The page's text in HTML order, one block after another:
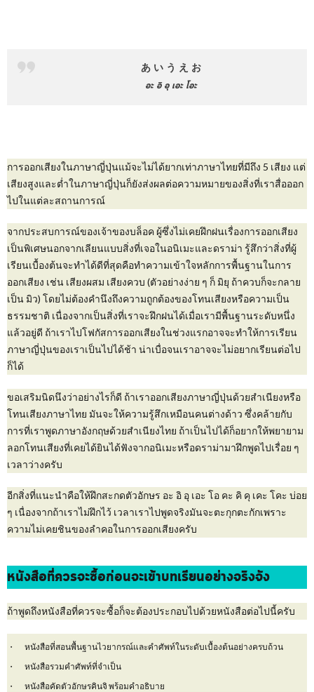
あ い う え お
อะ อิ อุ เอะ โอะ
การออกเสียงในภาษาญี่ปุ่นแม้จะไม่ได้ยากเท่าภาษาไทยที่มีถึง 5 เสียง แต่
เสียงสูงและต่ำในภาษาญี่ปุ่นก็ยังส่งผลต่อความหมายของสิ่งที่เราสื่อออก
ไปในแต่ละสถานการณ์
จากประสบการณ์ของเจ้าของบล็อค ผู้ซึ่งไม่เคยฝึกฝนเรื่องการออกเสียง
เป็นพิเศษนอกจากเลียนแบบสิ่งที่เจอในอนิเมะและดราม่า รู้สึกว่าสิ่งที่ผู้
เรียนเบื้องต้นจะทำได้ดีที่สุดคือทำความเข้าใจหลักการพื้นฐานในการ
ออกเสียง เช่น เสียงผสม เสียงควบ (ตัวอย่างง่าย ๆ ก็ มิยุ ถ้าควบก็จะกลาย
เป็น มิว) โดยไม่ต้องคำนึงถึงความถูกต้องของโทนเสียงหรือความเป็น
ธรรมชาติ เนื่องจากเป็นสิ่งที่เราจะฝึกฝนได้เมื่อเรามีพื้นฐานระดับหนึ่ง
แล้วอยู่ดี ถ้าเราไปโฟกัสการออกเสียงในช่วงแรกอาจจะทำให้การเรียน
ภาษาญี่ปุ่นของเราเป็นไปได้ช้า น่าเบื่อจนเราอาจจะไม่อยากเรียนต่อไป
ก็ได้
ขอเสริมนิดนึงว่าอย่างไรก็ดี ถ้าเราออกเสียงภาษาญี่ปุ่นด้วยสำเนียงหรือ
โทนเสียงภาษาไทย มันจะให้ความรู้สึกเหมือนคนต่างด้าว ซึ่งคล้ายกับ
การที่เราพูดภาษาอังกฤษด้วยสำเนียงไทย ถ้าเป็นไปได้ก็อยากให้พยายาม
ลอกโทนเสียงที่เคยได้ยินได้ฟังจากอนิเมะหรือดราม่ามาฝึกพูดไปเรื่อย ๆ
เวลาว่างครับ
อีกสิ่งที่แนะนำคือให้ฝึกสะกดตัวอักษร อะ อิ อุ เอะ โอ คะ คิ คุ เคะ โคะ บ่อย
ๆ เนื่องจากถ้าเราไม่ฝึกไว้ เวลาเราไปพูดจริงมันจะตะกุกตะกักเพราะ
ความไม่เคยชินของลำคอในการออกเสียงครับ
หนังสือที่ควรจะซื้อก่อนจะเข้าบทเรียนอย่างจริงจัง
ถ้าพูดถึงหนังสือที่ควรจะซื้อก็จะต้องประกอบไปด้วยหนังสือต่อไปนี้ครับ
หนังสือที่สอนพื้นฐานไวยากรณ์และคำศัพท์ในระดับเบื้องต้นอย่างครบถ้วน
หนังสือรวมคำศัพท์ที่จำเป็น
หนังสือคัดตัวอักษรคินจิ พร้อมคำอธิบาย